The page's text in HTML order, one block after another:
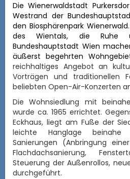
Die Wienerwaldstadt
Westrand der
den Biosphärenpark
des Wientals, die
Bundeshauptstadt Wien
äußerst begehrten
reichhaltiges Angebot an
Vorträgen und traditionellen
beliebten Open-Air-Konzerten
Die Wohnsiedlung mit
wurde ca. 1965 errichtet.
Eckhaus, liegt am Fuße der
leichte Hanglage beinahe
Sanierungen (Anbringung
Flachdachsanierung,
Steuerung der Außenrollos,
durchgeführt.